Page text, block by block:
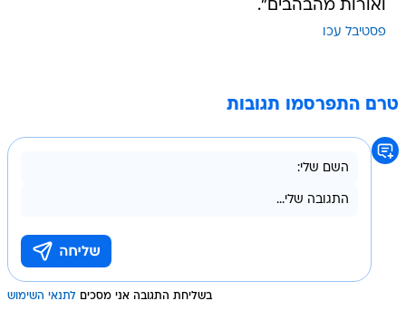
ואורות מהבהבים".
פסטיבל עכו
טרם התפרסמו תגובות
בשליחת התגובה אני מסכים לתנאי השימוש